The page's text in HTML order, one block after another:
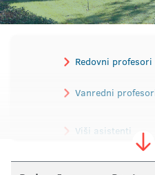
Redovni profesori
Vanredni
Viši asistenti